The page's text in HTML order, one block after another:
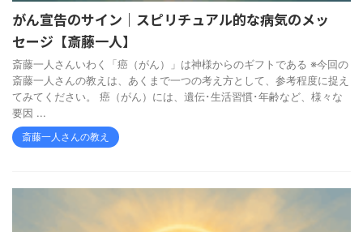
がん宣告のサイン｜スピリチュアル的な病気のメッ
セージ【斎藤一人】
斎藤一人さんいわく「癌（がん）」は神様からのギフトである ※今回の
斎藤一人さんの教えは、あくまで一つの考え方として、参考程度に捉え
てみてください。 癌（がん）には、遺伝･生活習慣･年齢など、様々な
要因 ...
斎藤一人さんの教え